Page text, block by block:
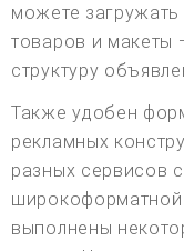
можете
товаров и макеты
структуру
Также удобен
рекламных
разных сервисов
широкоформатной
выполнены